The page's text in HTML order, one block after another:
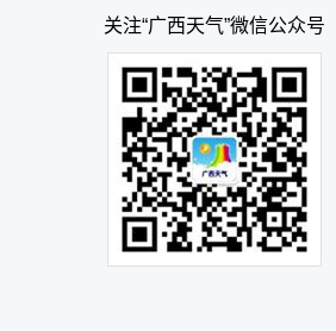
关注“广西天气”微信公众号